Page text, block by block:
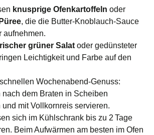
knusprige Ofenkartoffeln oder
, die die Butter‑Knoblauch‑Sauce
aufnehmen.
grüner Salat oder gedünsteter
Leichtigkeit und Farbe auf den
Wochenabend‑Genuss:
nach dem Braten in Scheiben
mit Vollkornreis servieren.
sich im Kühlschrank bis zu 2 Tage
Beim Aufwärmen am besten im Ofen